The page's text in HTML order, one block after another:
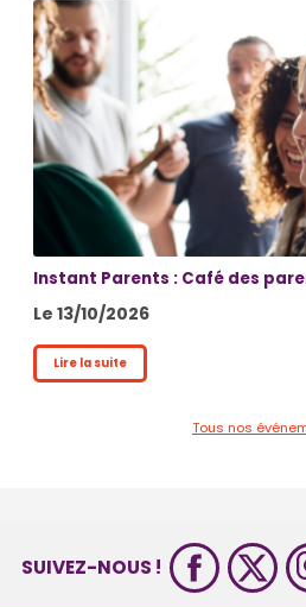
Instant Parents : Café des
Le 13/10/2026
Lire la suite
Tous nos
SUIVEZ-NOUS !